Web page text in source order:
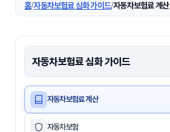
홈/자동차보험료 심화 가이드/자동차보험료 계산
자동차보험료 심화 가이드
자동차보험료 계산
자동차보험